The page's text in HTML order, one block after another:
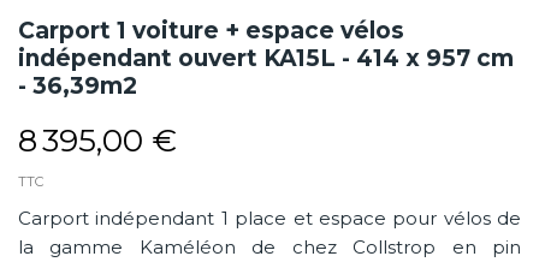
Carport 1 voiture + espace vélos
indépendant ouvert KA15L - 414 x 957 cm
- 36,39m2
8 395,00 €
TTC
Carport indépendant 1 place et espace pour vélos de
la gamme Kaméléon de chez Collstrop en pin